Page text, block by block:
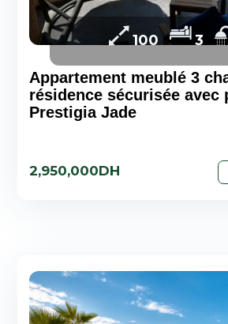
Appartement meublé 3
résidence sécurisée avec
Prestigia Jade
2,950,000DH
100 3